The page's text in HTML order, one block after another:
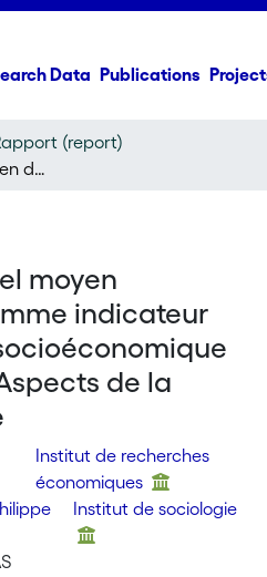
Data Publications
(report)
Le revenu annuel moyen déterminant comme indicateur de la situation socioéconomique et financière ? Aspects de la sécurité sociale
moyen
indicateur
de la
Institut de recherches
économiques
Institut de sociologie